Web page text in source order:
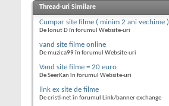
Thread-uri Similare
Cumpar site filme ( minim 2 ani vechime )
De Ionut D în forumul Website-uri
vand site filme online
De muzica99 în forumul Website-uri
Vand site filme = 20 euro
De SeerKan în forumul Website-uri
link ex site de filme
De cristi-net în forumul Link/banner exchange